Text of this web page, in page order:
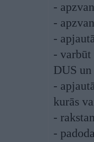
-
-
-
-
DUS
-
kurās
-
-